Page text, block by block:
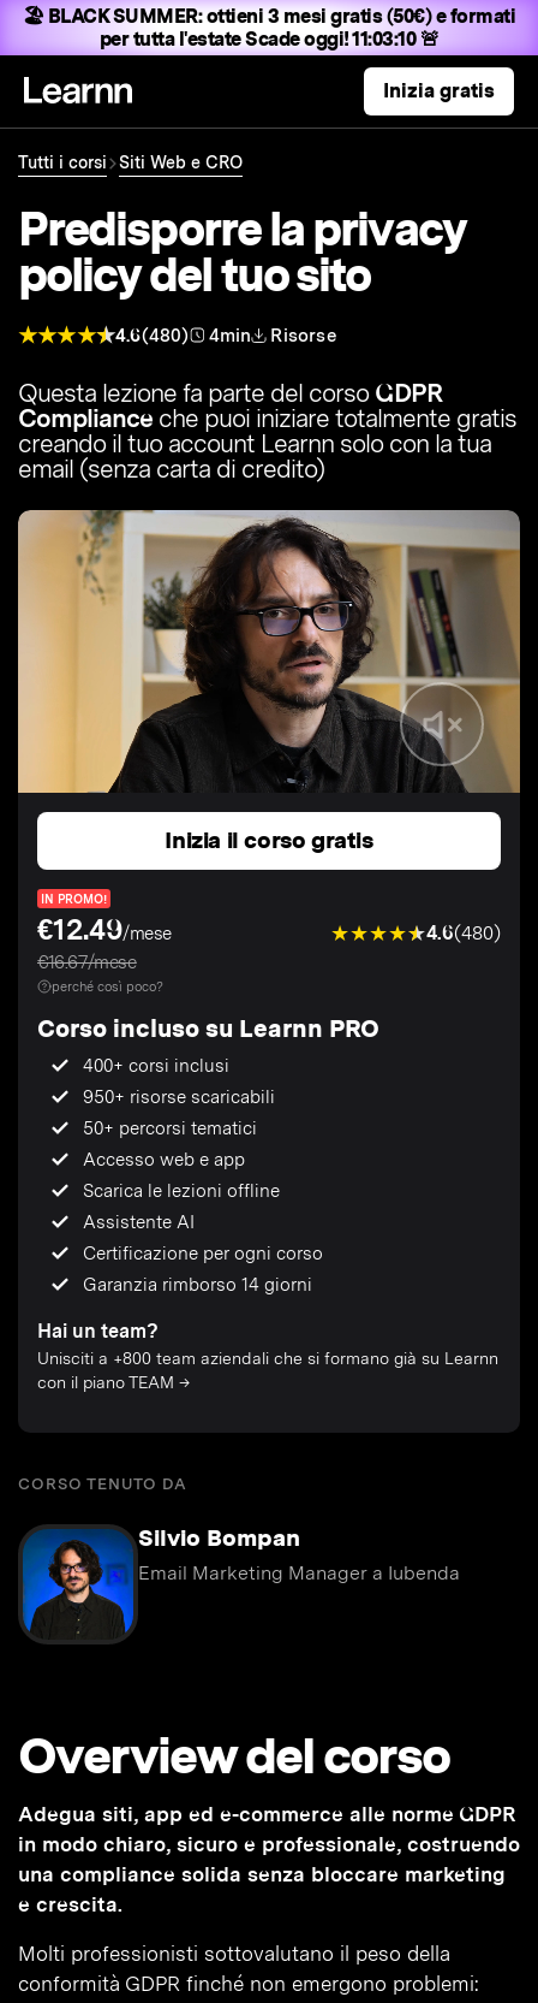
🏖️ BLACK SUMMER:ottieni 3 mesi gratis (50€) e formati
per tutta l'estateScade oggi! 11:03:08 🚨
Inizia gratis
Tutti i corsi Siti Web e CRO
Predisporre la privacy
policy del tuo sito
4.6(480) 4min Risorse
Questa lezione fa parte del corso GDPR
Compliance che puoi iniziare totalmente gratis
creando il tuo account Learnn solo con la tua
email (senza carta di credito)
Inizia il corso gratis
IN PROMO!
€12.49/mese
€16.67/mese
4.6(480)
perché così poco?
Corso incluso su Learnn PRO
400+ corsi inclusi
950+ risorse scaricabili
50+ percorsi tematici
Accesso web e app
Scarica le lezioni offline
Assistente AI
Certificazione per ogni corso
Garanzia rimborso 14 giorni
Hai un team?
Unisciti a +800 team aziendali che si formano già su Learnn
con il piano TEAM →
CORSO TENUTO DA
Silvio Bompan
Email Marketing Manager a Iubenda
Overview del corso
Adegua siti, app ed e-commerce alle norme GDPR
in modo chiaro, sicuro e professionale, costruendo
una compliance solida senza bloccare marketing
e crescita.
Molti professionisti sottovalutano il peso della
conformità GDPR finché non emergono problemi: